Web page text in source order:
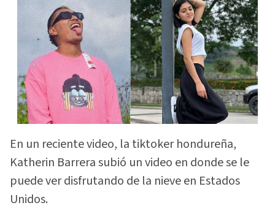
En un reciente video, la tiktoker hondureña,
Katherin Barrera subió un video en donde se le
puede ver disfrutando de la nieve en Estados
Unidos.